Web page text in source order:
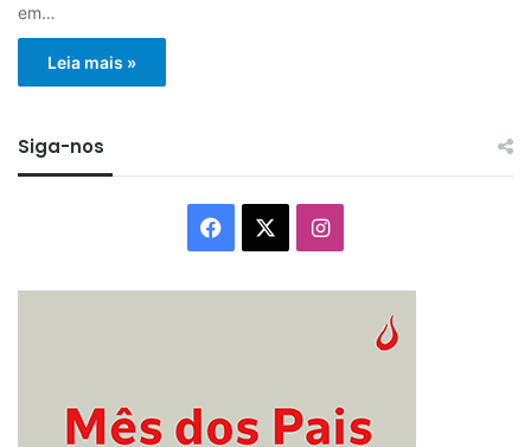
em…
Leia mais »
Siga-nos
Facebook Instagram